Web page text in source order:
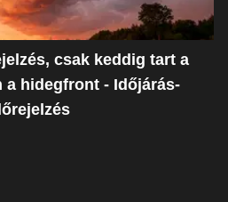
csak keddig tart a
a hidegfront - Időjárás-